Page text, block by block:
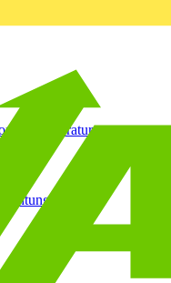
Temperatursensoren